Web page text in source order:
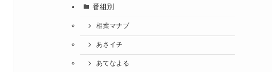
番組別
相葉マナブ
あさイチ
あてなよる